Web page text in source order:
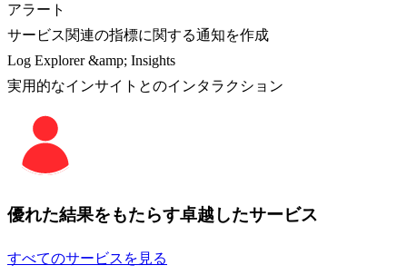
アラート
サービス関連の指標に関する通知を作成
Log Explorer &amp; Insights
実用的なインサイトとのインタラクション
優れた結果をもたらす卓越したサービス
すべてのサービスを見る